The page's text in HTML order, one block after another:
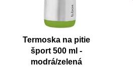
Termoska na pitie
šport 500 ml -
modrá/zelená